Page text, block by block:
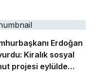
Erdoğan
Kiralık sosyal
projesi eylülde